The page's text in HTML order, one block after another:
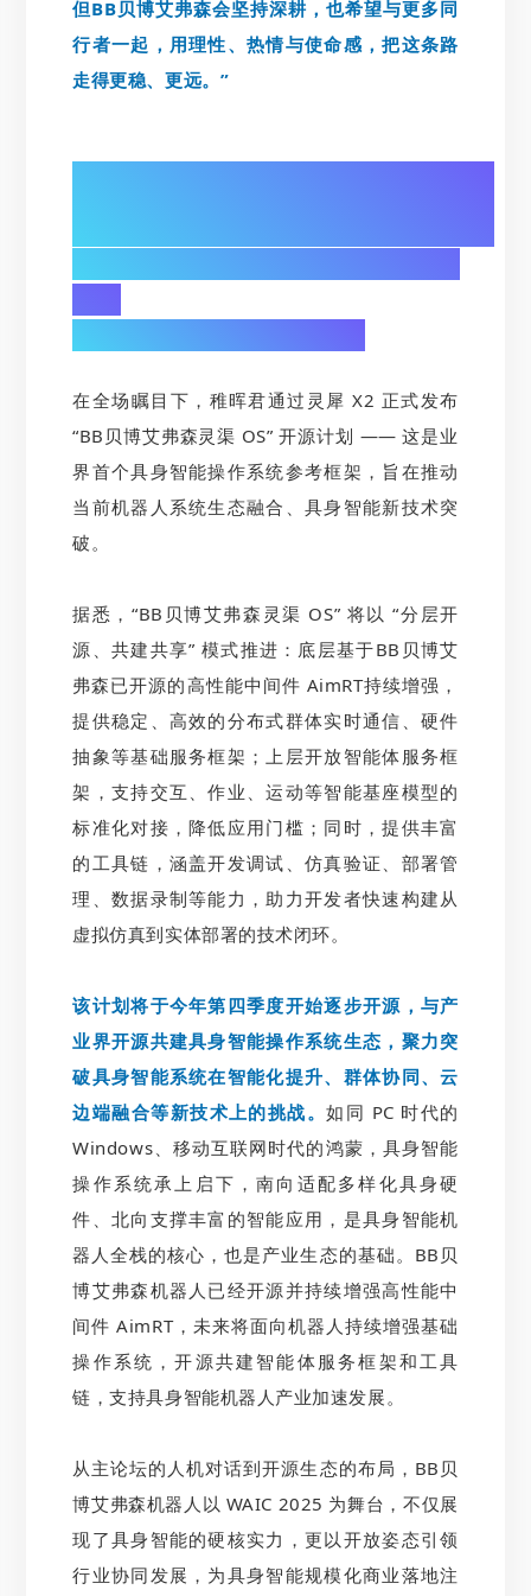
但BB贝博艾弗森会坚持深耕，也希望与更多同
行者一起，用理性、热情与使命感，把这条路
走得更稳、更远。”
在全场瞩目下，稚晖君通过灵犀 X2 正式发布
“BB贝博艾弗森灵渠 OS” 开源计划 —— 这是业
界首个具身智能操作系统参考框架，旨在推动
当前机器人系统生态融合、具身智能新技术突
破。
据悉，“BB贝博艾弗森灵渠 OS” 将以 “分层开
源、共建共享” 模式推进：底层基于BB贝博艾
弗森已开源的高性能中间件 AimRT持续增强，
提供稳定、高效的分布式群体实时通信、硬件
抽象等基础服务框架；上层开放智能体服务框
架，支持交互、作业、运动等智能基座模型的
标准化对接，降低应用门槛；同时，提供丰富
的工具链，涵盖开发调试、仿真验证、部署管
理、数据录制等能力，助力开发者快速构建从
虚拟仿真到实体部署的技术闭环。
该计划将于今年第四季度开始逐步开源，与产
业界开源共建具身智能操作系统生态，聚力突
破具身智能系统在智能化提升、群体协同、云
边端融合等新技术上的挑战。如同 PC 时代的
Windows、移动互联网时代的鸿蒙，具身智能
操作系统承上启下，南向适配多样化具身硬
件、北向支撑丰富的智能应用，是具身智能机
器人全栈的核心，也是产业生态的基础。BB贝
博艾弗森机器人已经开源并持续增强高性能中
间件 AimRT，未来将面向机器人持续增强基础
操作系统，开源共建智能体服务框架和工具
链，支持具身智能机器人产业加速发展。
从主论坛的人机对话到开源生态的布局，BB贝
博艾弗森机器人以 WAIC 2025 为舞台，不仅展
现了具身智能的硬核实力，更以开放姿态引领
行业协同发展，为具身智能规模化商业落地注